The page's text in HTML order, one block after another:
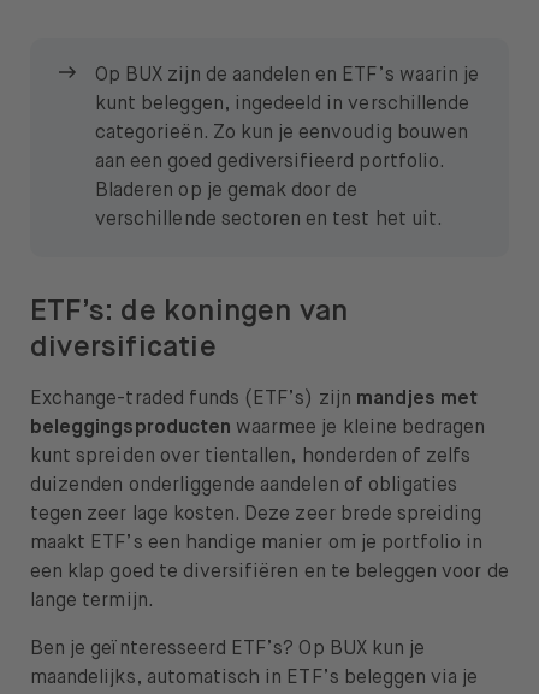
Op BUX zijn de aandelen en ETF’s waarin je
kunt beleggen, ingedeeld in verschillende
categorieën. Zo kun je eenvoudig bouwen
aan een goed gediversifieerd portfolio.
Bladeren op je gemak door de
verschillende sectoren en test het uit.
ETF’s: de koningen van
diversificatie
Exchange-traded funds (ETF’s) zijn mandjes met
beleggingsproducten waarmee je kleine bedragen
kunt spreiden over tientallen, honderden of zelfs
duizenden onderliggende aandelen of obligaties
tegen zeer lage kosten. Deze zeer brede spreiding
maakt ETF’s een handige manier om je portfolio in
een klap goed te diversifiëren en te beleggen voor de
lange termijn.
Ben je geïnteresseerd ETF’s? Op BUX kun je
maandelijks, automatisch in ETF’s beleggen via je